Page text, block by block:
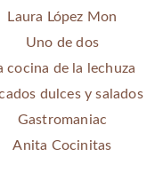
Laura López Mon
Uno de dos
cocina de la lechuza
dulces y salados
Gastromaniac
Anita Cocinitas